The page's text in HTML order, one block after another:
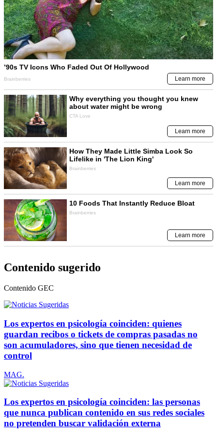
Contenido sugerido
Contenido GEC
Los expertos en psicología coinciden: quienes
guardan recibos o tickets de compras pasadas no
son acumuladores, sino que tienen necesidad de
control
MAG.
Los expertos en psicología coinciden: las personas
que nunca publican contenido en sus redes sociales
no pretenden buscar validación externa